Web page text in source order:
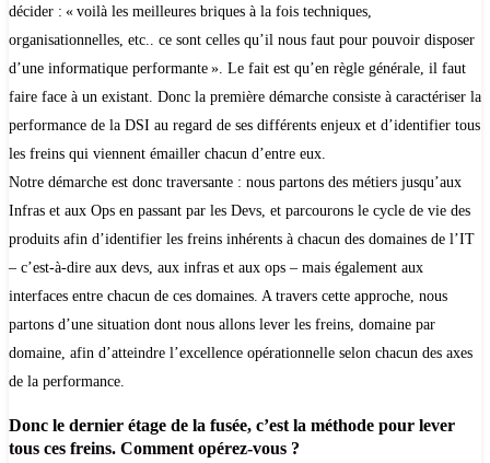
décider : « voilà les meilleures briques à la fois techniques,
organisationnelles, etc.. ce sont celles qu’il nous faut pour pouvoir disposer
d’une informatique performante ». Le fait est qu’en règle générale, il faut
faire face à un existant. Donc la première démarche consiste à caractériser la
performance de la DSI au regard de ses différents enjeux et d’identifier tous
les freins qui viennent émailler chacun d’entre eux.
Notre démarche est donc traversante : nous partons des métiers jusqu’aux
Infras et aux Ops en passant par les Devs, et parcourons le cycle de vie des
produits afin d’identifier les freins inhérents à chacun des domaines de l’IT
– c’est-à-dire aux devs, aux infras et aux ops – mais également aux
interfaces entre chacun de ces domaines. A travers cette approche, nous
partons d’une situation dont nous allons lever les freins, domaine par
domaine, afin d’atteindre l’excellence opérationnelle selon chacun des axes
de la performance.
Donc le dernier étage de la fusée, c’est la méthode pour lever
tous ces freins. Comment opérez-vous ?